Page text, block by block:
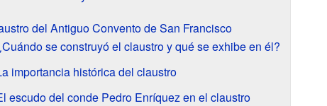
del Antiguo Convento de San Francisco
se construyó el claustro y qué se exhibe en él?
importancia histórica del claustro
escudo del conde Pedro Enríquez en el claustro